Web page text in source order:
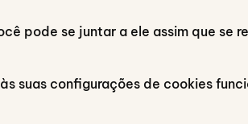
pode se juntar a ele assim que se
suas configurações de cookies